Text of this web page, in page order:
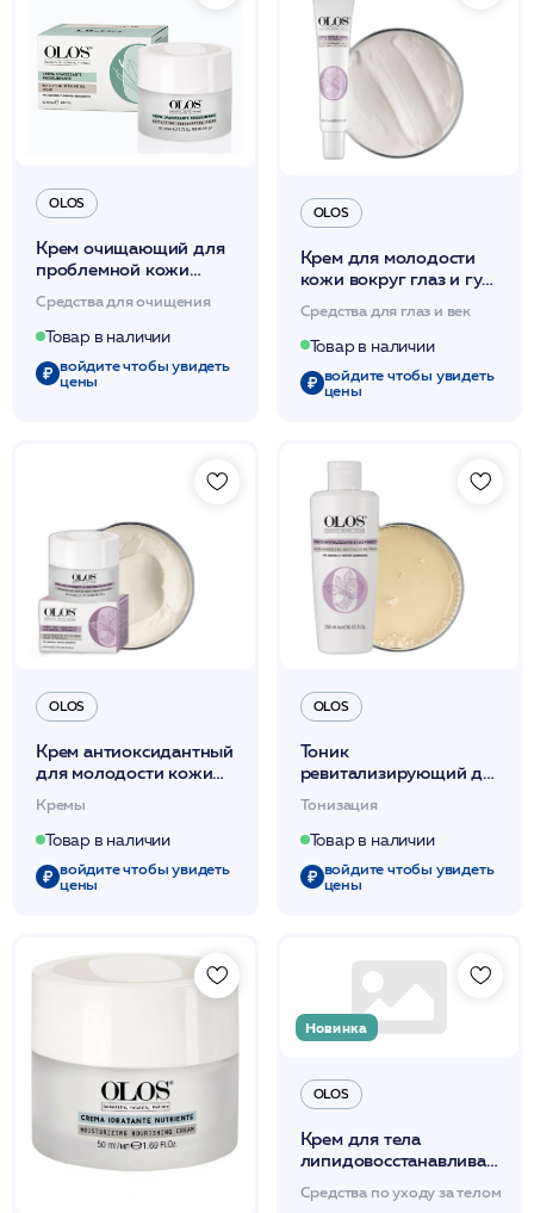
OLOS
Крем очищающий для
проблемной кожи
50мл /OLOS
Средства для очищения
Товар в наличии
войдите чтобы увидеть
цены
OLOS
Крем для молодости
кожи вокруг глаз и губ
Средства для глаз и век
Товар в наличии
войдите чтобы увидеть
цены
OLOS
Крем антиоксидантный
для молодости кожи
SPF30 50мл /OLOS
Кремы
Товар в наличии
войдите чтобы увидеть
цены
OLOS
Тоник
ревитализирующий для
молодости кожи 250мл
/OLOS
Тонизация
Товар в наличии
войдите чтобы увидеть
цены
Новинка
OLOS
Крем для тела
250мл / OLOS
Средства по уходу за телом